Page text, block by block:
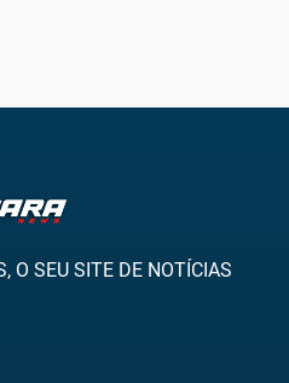
O SEU SITE DE NOTÍCIAS